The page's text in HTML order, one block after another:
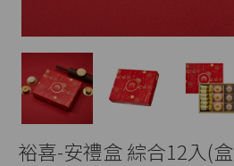
裕喜-安禮盒 綜合12入(